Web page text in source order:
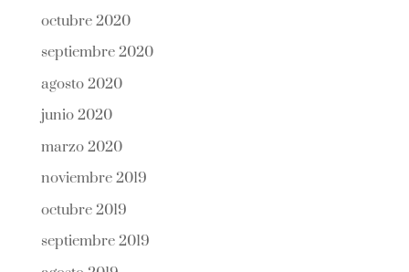
octubre 2020
septiembre 2020
agosto 2020
junio 2020
marzo 2020
noviembre 2019
octubre 2019
septiembre 2019